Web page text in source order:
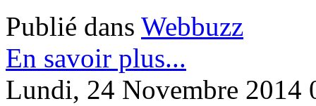
Publié dans Webbuzz
En savoir plus...
Lundi, 24 Novembre 2014